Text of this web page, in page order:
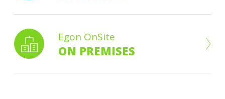
Egon OnSite
ON PREMISES